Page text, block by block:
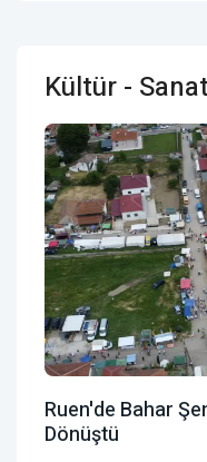
Kültür - Sanat
Ruen'de Bahar
Dönüştü